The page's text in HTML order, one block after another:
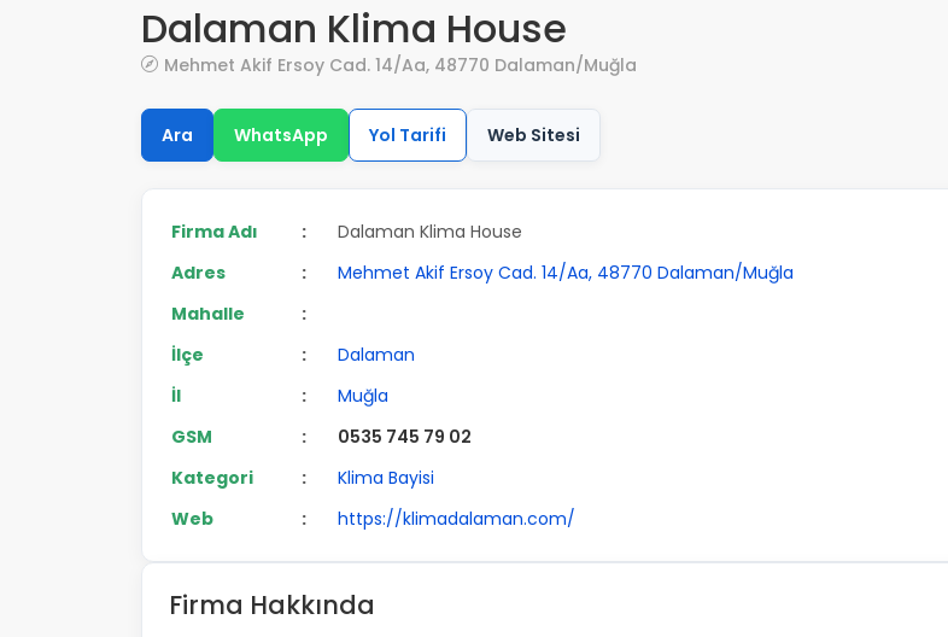
Dalaman Klima House
Mehmet Akif Ersoy Cad. 14/Aa, 48770 Dalaman/Muğla
Ara WhatsApp Yol Tarifi Web Sitesi
Firma Adı :
Dalaman Klima House
Adres
:
Mehmet Akif Ersoy Cad. 14/Aa, 48770 Dalaman/Muğla
Mahalle
:
İlçe
:
Dalaman
İl
:
Muğla
GSM
:
0535 745 79 02
Kategori
:
Klima Bayisi
Web
: https://klimadalaman.com/
Firma Hakkında